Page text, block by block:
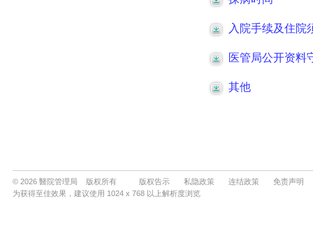
© 2026 醫院管理局 版权所有 版权告示 私隐政策 连结政策
免责声明
为获得至佳效果，建议使用 1024 x 768 以上解析度浏览